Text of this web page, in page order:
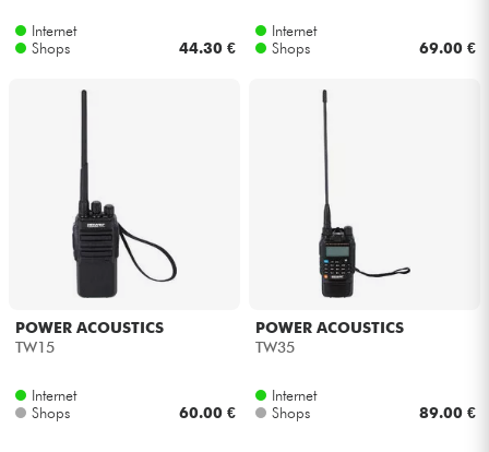
Kabel & Zubehöre
HiFi
Bundle
Sehen Sie sich unsere Marken an
Internet
Shops
44.30 €
Internet
Shops
69.00 €
POWER ACOUSTICS
TW15
Internet
Shops
60.00 €
POWER ACOUSTICS
TW35
Internet
Shops
89.00 €